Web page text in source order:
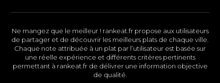
Ne mangez que le meilleur ! rankeat.fr propose aux utilisateurs
de partager et de découvrir les meilleurs plats de chaque ville.
Chaque note attribuée à un plat par l’utilisateur est basée sur
une réelle expérience et différents critères pertinents
permettant à rankeat.fr de délivrer une information objective
de qualité.